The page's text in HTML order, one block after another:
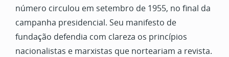
número circulou em setembro de 1955, no final da
campanha presidencial. Seu manifesto de
fundação defendia com clareza os princípios
nacionalistas e marxistas que norteariam a revista.